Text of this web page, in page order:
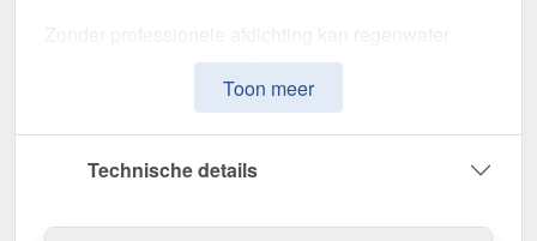
ongecontroleerd binnendringen, met langdurige
schade aan de dakstructuur en gevel tot gevolg. Dit
stabiliseren. Het maakt indruk met zijn eenvoudige
Toon meer
Technische details